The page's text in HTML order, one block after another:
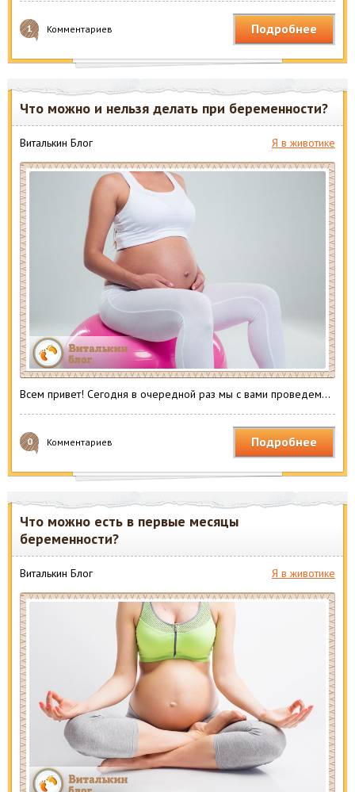
1 Комментариев Подробнее
Что можно и нельзя делать при беременности?
Виталькин Блог Я в животике
Всем привет! Сегодня в очередной раз мы с вами проведем…
0 Комментариев Подробнее
Что можно есть в первые месяцы
беременности?
Виталькин Блог Я в животике